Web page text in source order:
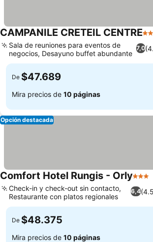
CAMPANILE CRETEIL CENTRE3
7,0
Sala de reuniones para eventos de
negocios, Desayuno buffet abundante
De $47.689
Mira precios de 10 páginas
Opción destacada
Comfort Hotel Rungis - Orly3
6,4
Check-in y check-out sin contacto,
Restaurante con platos regionales
De $48.375
Mira precios de 10 páginas